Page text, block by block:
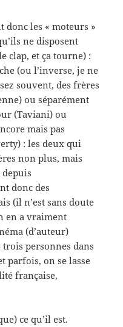
donc les « moteurs »
ne disposent
clap, et ça tourne) :
(ou l’inverse, je ne
souvent, des frères
ou séparément
(Taviani) ou
mais pas
: les deux qui
non plus, mais
depuis
donc des
(il n’est sans doute
en a vraiment
(d’auteur)
personnes dans
parfois, on se lasse
française,
ce qu’il est.